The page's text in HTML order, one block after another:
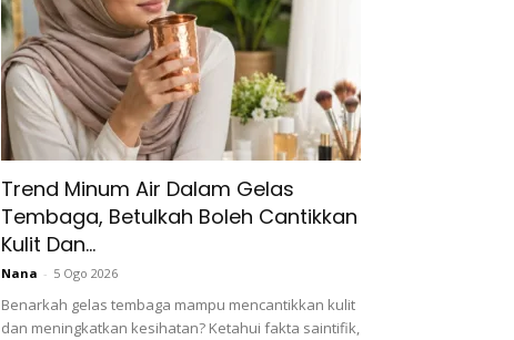
Trend Minum Air Dalam Gelas
Tembaga, Betulkah Boleh Cantikkan
Kulit Dan...
Nana - 5 Ogo 2026
Benarkah gelas tembaga mampu mencantikkan kulit
dan meningkatkan kesihatan? Ketahui fakta saintifik,